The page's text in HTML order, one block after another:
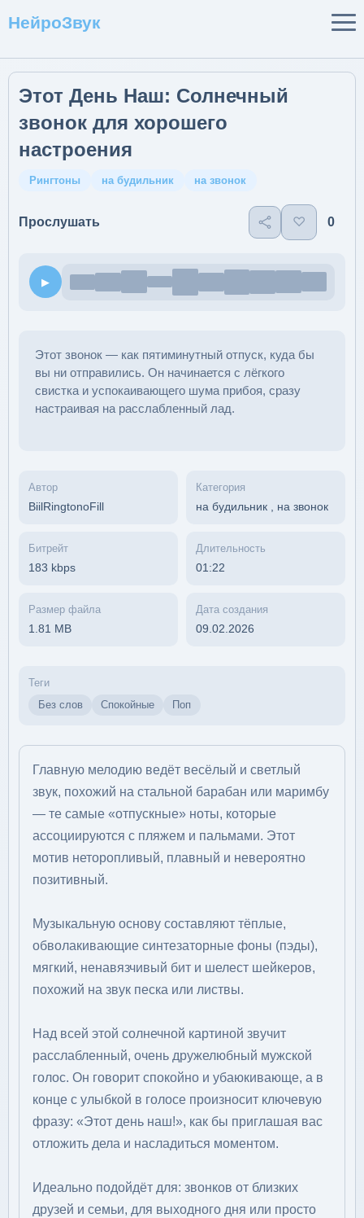
НейроЗвук
Этот День Наш: Солнечный
звонок для хорошего
настроения
Рингтоны на будильник на звонок
Прослушать ♡ 0
▶
Этот звонок — как пятиминутный отпуск, куда бы
вы ни отправились. Он начинается с лёгкого
свистка и успокаивающего шума прибоя, сразу
настраивая на расслабленный лад.
Автор
BiilRingtonoFill
Категория
на будильник, на звонок
Битрейт
183 kbps
Длительность
01:22
Размер файла
1.81 MB
Дата создания
09.02.2026
Теги
Без слов
Спокойные Поп
Главную мелодию ведёт весёлый и светлый
звук, похожий на стальной барабан или маримбу
— те самые «отпускные» ноты, которые
ассоциируются с пляжем и пальмами. Этот
мотив неторопливый, плавный и невероятно
позитивный.
Музыкальную основу составляют тёплые,
обволакивающие синтезаторные фоны (пэды),
мягкий, ненавязчивый бит и шелест шейкеров,
похожий на звук песка или листвы.
Над всей этой солнечной картиной звучит
расслабленный, очень дружелюбный мужской
голос. Он говорит спокойно и убаюкивающе, а в
конце с улыбкой в голосе произносит ключевую
фразу: «Этот день наш!», как бы приглашая вас
отложить дела и насладиться моментом.
Идеально подойдёт для: звонков от близких
друзей и семьи, для выходного дня или просто